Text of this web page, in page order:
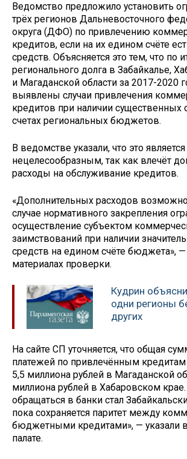
Ведомство предложило установить
трёх регионов Дальневосточного
округа (ДФО) по привлечению
кредитов, если на их едином счёте
средств. Объясняется это тем, что по
регионального долга в Забайкалье,
и Магаданской области за 2017-2020
выявлены случаи привлечения
кредитов при наличии существенных
счетах региональных бюджетов.
В ведомстве указали, что это
нецелесообразным, так как влечёт
расходы на обслуживание кредитов.
«Дополнительных расходов
случае нормативного закрепления
осуществление субъектом
заимствований при наличии
средств на едином счёте бюджета», —
материалах проверки.
Кудрин
одни регионы
других
На сайте СП уточняется, что общая
платежей по привлечённым кредитам
5,5 миллиона рублей в Магаданской
миллиона рублей в Хабаровском
обращаться в банки стал
пока сохраняется паритет между
бюджетными кредитами», — указали
палате.